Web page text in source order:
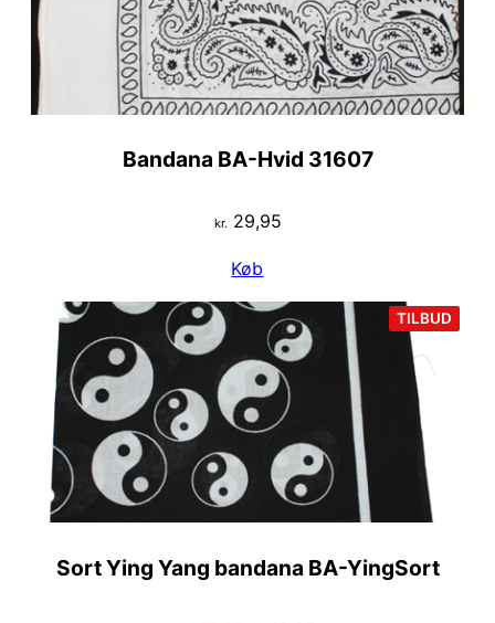
Bandana BA-Hvid 31607
kr.29,95
Køb
TILBUD
PÅ
Sort Ying Yang bandana BA-YingSort